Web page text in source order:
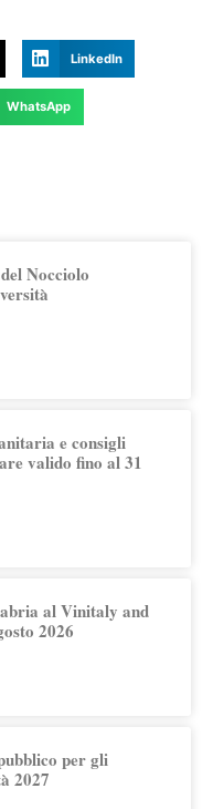
LinkedIn
WhatsApp
Nocciolo
e consigli
valido fino al 31
al Vinitaly and
2026
per gli
2027